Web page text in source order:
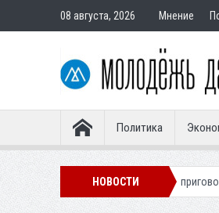
08 августа, 2026 Мнение
Политика
НОВОСТИ
Вынесен приговор по делу о